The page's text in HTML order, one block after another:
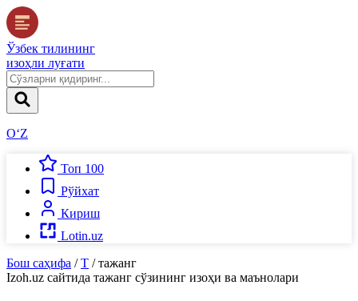
Ўзбек тилининг
изоҳли луғати
O‘Z
Топ 100
Рўйхат
Кириш
Lotin.uz
Бош саҳифа / Т / тажанг
Izoh.uz сайтида тажанг сўзининг изоҳи ва маънолари